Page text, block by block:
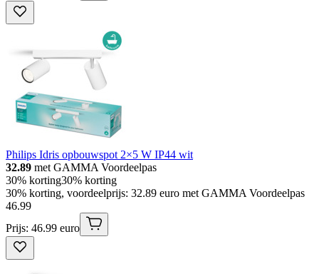
Philips Idris opbouwspot 2×5 W IP44 wit
32.89 met GAMMA Voordeelpas
30% korting30% korting
30% korting, voordeelprijs: 32.89 euro met GAMMA Voordeelpas
46.99
Prijs: 46.99 euro